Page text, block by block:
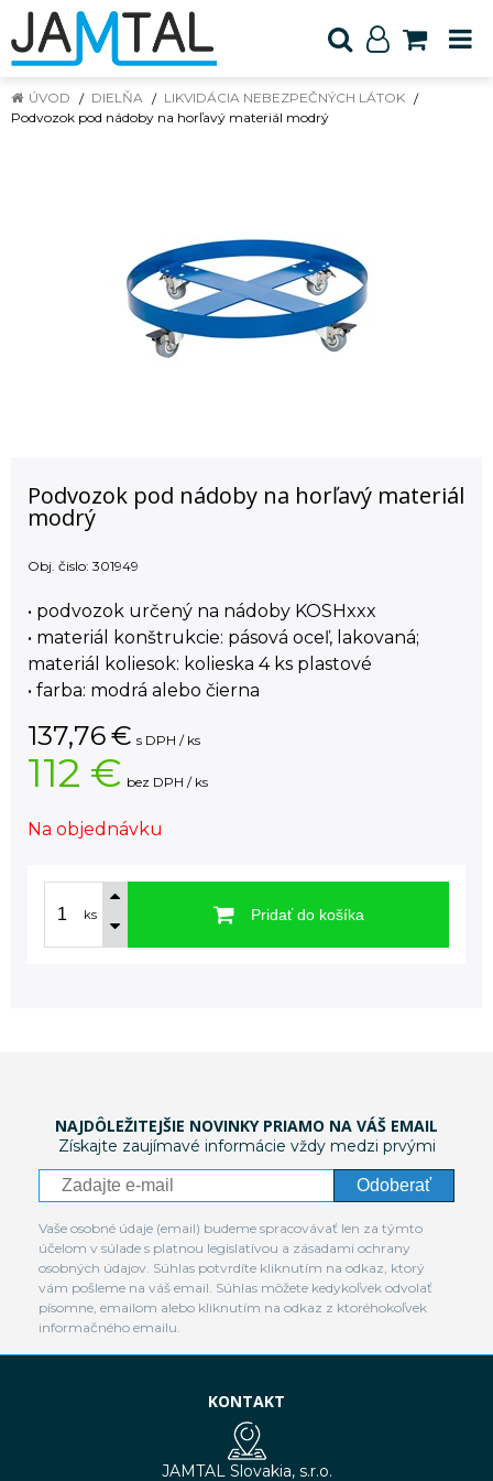
ÚVOD DIELŇA
LIKVIDÁCIA NEBEZPEČNÝCH LÁTOK
Podvozok pod nádoby na horľavý materiál modrý
Podvozok pod nádoby na horľavý materiál
modrý
Obj. čislo: 301949
• podvozok určený na nádoby KOSHxxx
• materiál konštrukcie: pásová oceľ, lakovaná;
materiál koliesok: kolieska 4 ks plastové
• farba: modrá alebo čierna
137,76€ s DPH / ks
112 € bez DPH / ks
Na objednávku
ks Pridať do košíka
NAJDÔLEŽITEJŠIE NOVINKY PRIAMO NA VÁŠ EMAIL
Získajte zaujímavé informácie vždy medzi prvými
Odoberať
Vaše osobné údaje (email) budeme spracovávať len za týmto
účelom v súlade s platnou legislatívou a zásadami ochrany
osobných údajov. Súhlas potvrdíte kliknutím na odkaz, ktorý
vám pošleme na váš email. Súhlas môžete kedykoľvek odvolať
písomne, emailom alebo kliknutím na odkaz z ktoréhokoľvek
informačného emailu.
KONTAKT
JAMTAL Slovakia, s.r.o.